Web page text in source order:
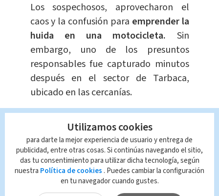
Los sospechosos, aprovecharon el
caos y la confusión para emprender la
huida en una motocicleta. Sin
embargo, uno de los presuntos
responsables fue capturado minutos
después en el sector de Tarbaca,
ubicado en las cercanías.
Hernández,cuenta con registros
policiales por portación de drogas, lo
que ha levantado sospechas sobre
posibles vínculos con el mundo del
narcotráfico.
Utilizamos cookies
para darte la mejor experiencia de usuario y entrega de
publicidad, entre otras cosas. Si continúas navegando el sitio,
das tu consentimiento para utilizar dicha tecnología, según
nuestra Política de cookies . Puedes cambiar la configuración
en tu navegador cuando gustes.